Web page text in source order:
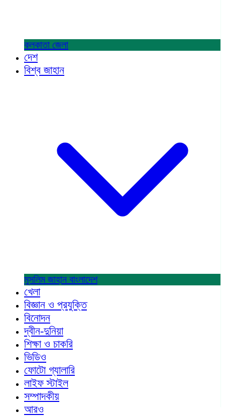
কলকাতা জেলা
দেশ
বিশ্ব জাহান
মুসলিম জাহান বাংলাদেশ
খেলা
বিজ্ঞান ও প্রযুক্তি
বিনোদন
দ্বীন-দুনিয়া
শিক্ষা ও চাকরি
ভিডিও
ফোটো গ্যালারি
লাইফ স্টাইল
সম্পাদকীয়
আরও